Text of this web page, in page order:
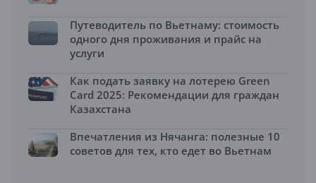
Путеводитель по Вьетнаму: стоимость
одного дня проживания и прайс на
услуги
Как подать заявку на лотерею Green
Card 2025: Рекомендации для граждан
Казахстана
Впечатления из Нячанга: полезные 10
советов для тех, кто едет во Вьетнам